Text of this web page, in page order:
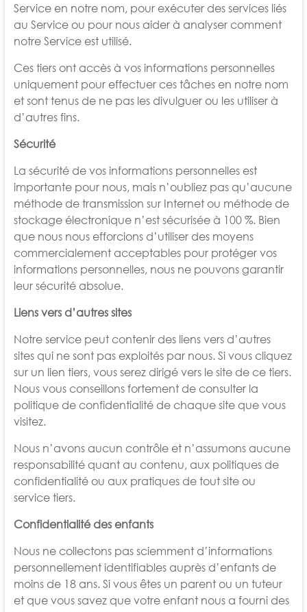
Service en notre nom, pour exécuter des services liés
au Service ou pour nous aider à analyser comment
notre Service est utilisé.
Ces tiers ont accès à vos informations personnelles
uniquement pour effectuer ces tâches en notre nom
et sont tenus de ne pas les divulguer ou les utiliser à
d’autres fins.
Sécurité
La sécurité de vos informations personnelles est
importante pour nous, mais n’oubliez pas qu’aucune
méthode de transmission sur Internet ou méthode de
stockage électronique n’est sécurisée à 100 %. Bien
que nous nous efforcions d’utiliser des moyens
commercialement acceptables pour protéger vos
informations personnelles, nous ne pouvons garantir
leur sécurité absolue.
Liens vers d’autres sites
Notre service peut contenir des liens vers d’autres
sites qui ne sont pas exploités par nous. Si vous cliquez
sur un lien tiers, vous serez dirigé vers le site de ce tiers.
Nous vous conseillons fortement de consulter la
politique de confidentialité de chaque site que vous
visitez.
Nous n’avons aucun contrôle et n’assumons aucune
responsabilité quant au contenu, aux politiques de
confidentialité ou aux pratiques de tout site ou
service tiers.
Confidentialité des enfants
Nous ne collectons pas sciemment d’informations
personnellement identifiables auprès d’enfants de
moins de 18 ans. Si vous êtes un parent ou un tuteur
et que vous savez que votre enfant nous a fourni des